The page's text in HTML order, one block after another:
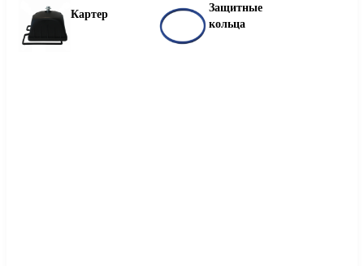
Картер
Защитные
кольца